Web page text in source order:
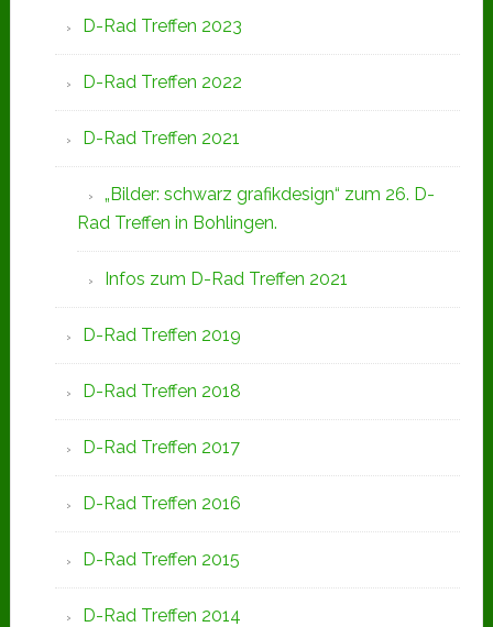
D-Rad Treffen 2023
D-Rad Treffen 2022
D-Rad Treffen 2021
„Bilder: schwarz grafikdesign“ zum 26. D-
Rad Treffen in Bohlingen.
Infos zum D-Rad Treffen 2021
D-Rad Treffen 2019
D-Rad Treffen 2018
D-Rad Treffen 2017
D-Rad Treffen 2016
D-Rad Treffen 2015
D-Rad Treffen 2014